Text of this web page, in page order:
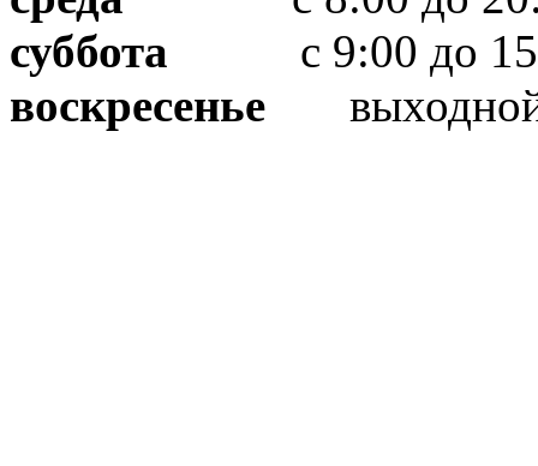
суббота с 9:00 до
воскресенье